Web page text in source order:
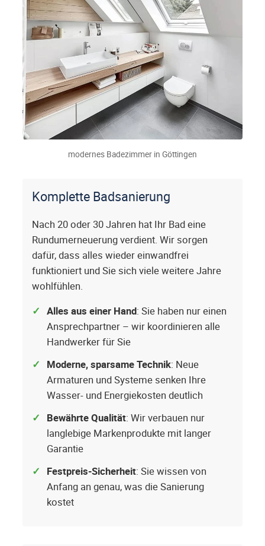
modernes Badezimmer in Göttingen
Komplette Badsanierung
Nach 20 oder 30 Jahren hat Ihr Bad eine
Rundumerneuerung verdient. Wir sorgen
dafür, dass alles wieder einwandfrei
funktioniert und Sie sich viele weitere Jahre
wohlfühlen.
Alles aus einer Hand: Sie haben nur einen
Ansprechpartner – wir koordinieren alle
Handwerker für Sie
Moderne, sparsame Technik: Neue
Armaturen und Systeme senken Ihre
Wasser- und Energiekosten deutlich
Bewährte Qualität: Wir verbauen nur
langlebige Markenprodukte mit langer
Garantie
Festpreis-Sicherheit: Sie wissen von
Anfang an genau, was die Sanierung
kostet